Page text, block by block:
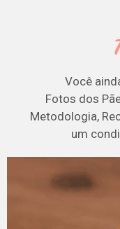
Você
Fotos dos
Metodologia,
um